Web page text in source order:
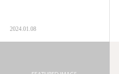
2024.01.08